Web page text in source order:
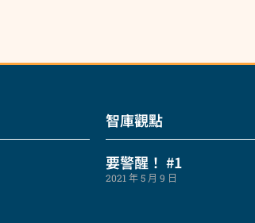
智庫觀點
要警醒！ #1
2021 年 5 月 9 日